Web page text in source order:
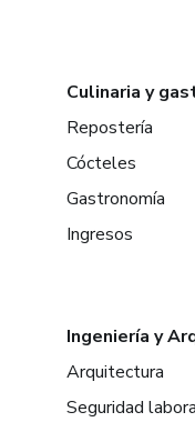
Culinaria y
Repostería
Cócteles
Gastronomía
Ingresos
Ingeniería y
Arquitectura
Seguridad